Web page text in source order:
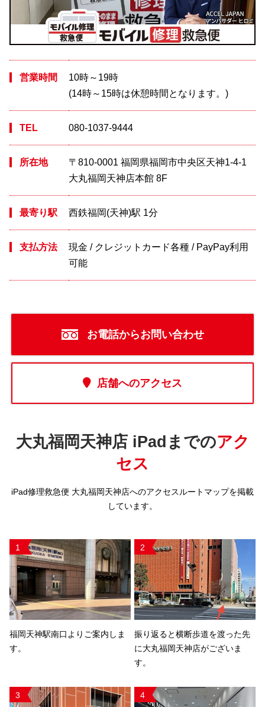
営業時間
10時～19時
(14時～15時は休憩時間となります。)
TEL 080-1037-9444
所在地
〒810-0001 福岡県福岡市中央区天神1-4-1
大丸福岡天神店本館 8F
最寄り駅 西鉄福岡(天神)駅 1分
支払方法
現金 / クレジットカード各種 / PayPay利用
可能
お電話からお問い合わせ
店舗へのアクセス
大丸福岡天神店 iPadまでのアク
セス
iPad修理救急便 大丸福岡天神店へのアクセスルートマップを掲載
しています。
1
福岡天神駅南口よりご案内しま
す。
2
振り返ると横断歩道を渡った先
に大丸福岡天神店がございま
す。
3 4